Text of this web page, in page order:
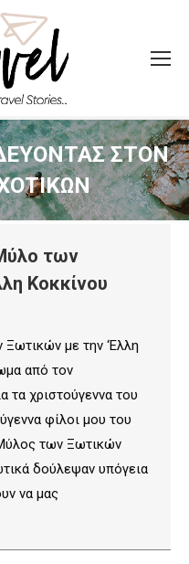
ΣΤΟΝ
των
Κοκκίνου
με την ‘Ελλη
από τον
τα χριστούγεννα του
φίλοι μου του
των Ξωτικών
δούλεψαν υπόγεια
να μας